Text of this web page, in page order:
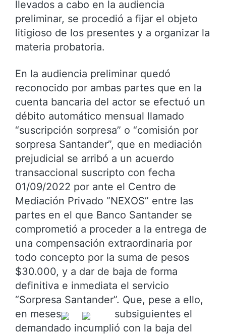
llevados a cabo en la audiencia
preliminar, se procedió a fijar el objeto
litigioso de los presentes y a organizar la
materia probatoria.
En la audiencia preliminar quedó
reconocido por ambas partes que en la
cuenta bancaria del actor se efectuó un
débito automático mensual llamado
“suscripción sorpresa” o “comisión por
sorpresa Santander”, que en mediación
prejudicial se arribó a un acuerdo
transaccional suscripto con fecha
01/09/2022 por ante el Centro de
Mediación Privado “NEXOS” entre las
partes en el que Banco Santander se
comprometió a proceder a la entrega de
una compensación extraordinaria por
todo concepto por la suma de pesos
$30.000, y a dar de baja de forma
definitiva e inmediata el servicio
“Sorpresa Santander”. Que, pese a ello,
en meses
subsiguientes el
demandado incumplió con la baja del